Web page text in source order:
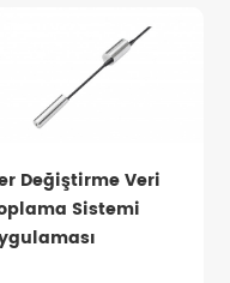
Değiştirme Veri
Sistemi